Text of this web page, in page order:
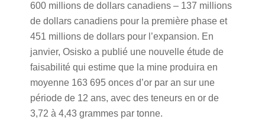
600 millions de dollars canadiens – 137 millions
de dollars canadiens pour la première phase et
451 millions de dollars pour l’expansion. En
janvier, Osisko a publié une nouvelle étude de
faisabilité qui estime que la mine produira en
moyenne 163 695 onces d’or par an sur une
période de 12 ans, avec des teneurs en or de
3,72 à 4,43 grammes par tonne.